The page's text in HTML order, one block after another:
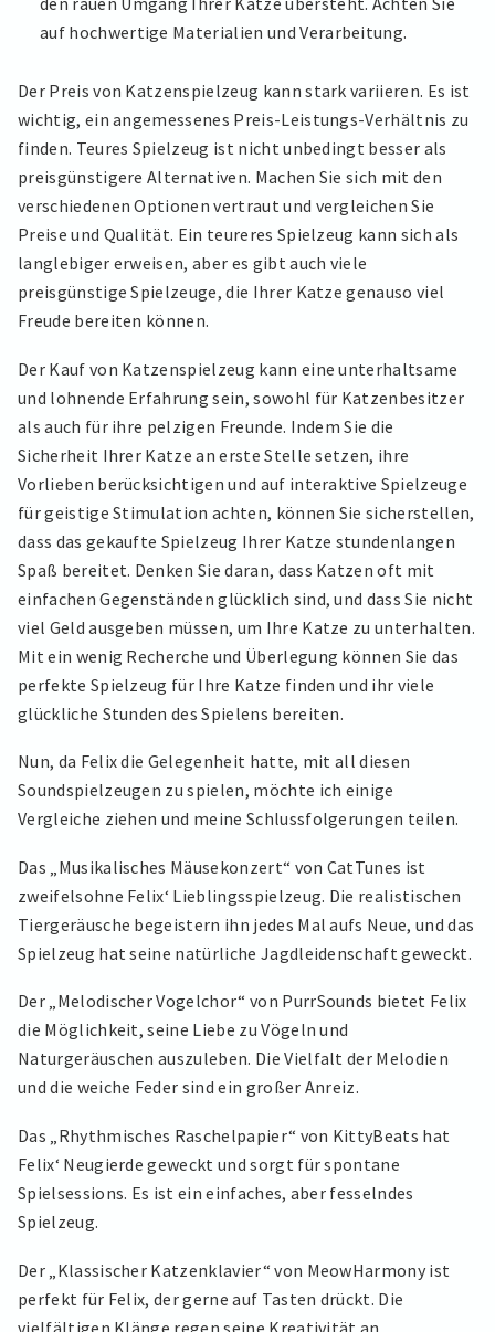
auf hochwertige Materialien und Verarbeitung.
Der Preis von Katzenspielzeug kann stark variieren. Es ist
wichtig, ein angemessenes Preis-Leistungs-Verhältnis zu
finden. Teures Spielzeug ist nicht unbedingt besser als
preisgünstigere Alternativen. Machen Sie sich mit den
verschiedenen Optionen vertraut und vergleichen Sie
Preise und Qualität. Ein teureres Spielzeug kann sich als
langlebiger erweisen, aber es gibt auch viele
preisgünstige Spielzeuge, die Ihrer Katze genauso viel
Freude bereiten können.
Der Kauf von Katzenspielzeug kann eine unterhaltsame
und lohnende Erfahrung sein, sowohl für Katzenbesitzer
als auch für ihre pelzigen Freunde. Indem Sie die
Sicherheit Ihrer Katze an erste Stelle setzen, ihre
Vorlieben berücksichtigen und auf interaktive Spielzeuge
für geistige Stimulation achten, können Sie sicherstellen,
dass das gekaufte Spielzeug Ihrer Katze stundenlangen
Spaß bereitet. Denken Sie daran, dass Katzen oft mit
einfachen Gegenständen glücklich sind, und dass Sie nicht
viel Geld ausgeben müssen, um Ihre Katze zu unterhalten.
Mit ein wenig Recherche und Überlegung können Sie das
perfekte Spielzeug für Ihre Katze finden und ihr viele
glückliche Stunden des Spielens bereiten.
Nun, da Felix die Gelegenheit hatte, mit all diesen
Soundspielzeugen zu spielen, möchte ich einige
Vergleiche ziehen und meine Schlussfolgerungen teilen.
Das „Musikalisches Mäusekonzert“ von CatTunes ist
zweifelsohne Felix‘ Lieblingsspielzeug. Die realistischen
Tiergeräusche begeistern ihn jedes Mal aufs Neue, und das
Spielzeug hat seine natürliche Jagdleidenschaft geweckt.
Der „Melodischer Vogelchor“ von PurrSounds bietet Felix
die Möglichkeit, seine Liebe zu Vögeln und
Naturgeräuschen auszuleben. Die Vielfalt der Melodien
und die weiche Feder sind ein großer Anreiz.
Das „Rhythmisches Raschelpapier“ von KittyBeats hat
Felix‘ Neugierde geweckt und sorgt für spontane
Spielsessions. Es ist ein einfaches, aber fesselndes
Spielzeug.
Der „Klassischer Katzenklavier“ von MeowHarmony ist
perfekt für Felix, der gerne auf Tasten drückt. Die
vielfältigen Klänge regen seine Kreativität an.